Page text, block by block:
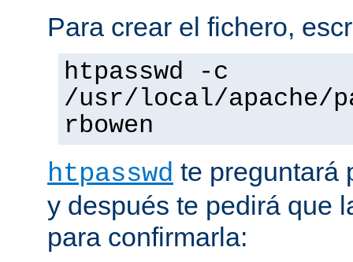
Para crear el fichero,
htpasswd -c
/usr/local/apache/
rbowen
htpasswd te preguntará
y después te pedirá que
para confirmarla: